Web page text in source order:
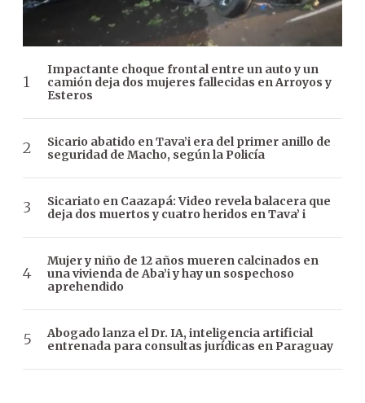
Impactante choque frontal entre un auto y un
camión deja dos mujeres fallecidas en Arroyos y
Esteros
Sicario abatido en Tava’i era del primer anillo de
seguridad de Macho, según la Policía
Sicariato en Caazapá: Video revela balacera que
deja dos muertos y cuatro heridos en Tava’ i
Mujer y niño de 12 años mueren calcinados en
una vivienda de Aba’i y hay un sospechoso
aprehendido
Abogado lanza el Dr. IA, inteligencia artificial
entrenada para consultas jurídicas en Paraguay